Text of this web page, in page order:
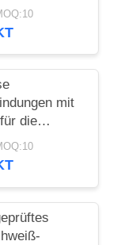
für
mit
die